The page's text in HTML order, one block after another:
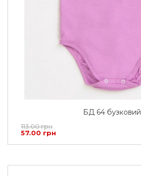
БД 64 бузковий
113.00 грн
57.00 грн